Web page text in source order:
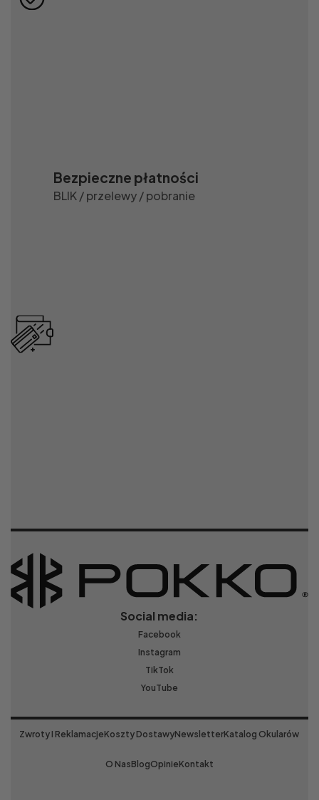
Bezpieczne płatności
BLIK / przelewy / pobranie
Social media:
Facebook
Instagram
TikTok
YouTube
Zwroty I ReklamacjeKoszty DostawyNewsletterKatalog Okularów
O NasBlogOpinieKontakt